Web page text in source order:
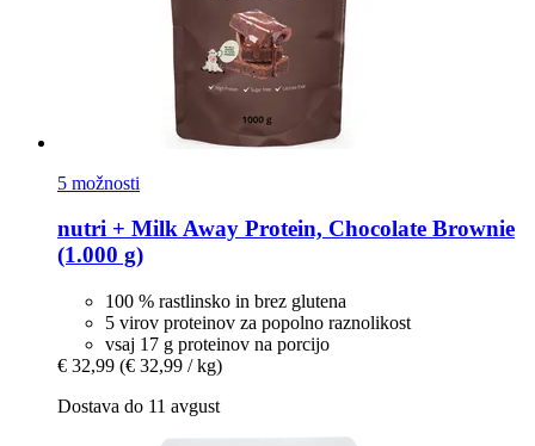
5 možnosti
nutri + Milk Away Protein, Chocolate Brownie
(1.000 g)
100 % rastlinsko in brez glutena
5 virov proteinov za popolno raznolikost
vsaj 17 g proteinov na porcijo
€ 32,99 (€ 32,99 / kg)
Dostava do 11 avgust